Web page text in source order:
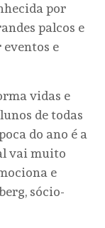
por
palcos e
e
vidas e
de todas
do ano é a
vai muito
e
sócio-